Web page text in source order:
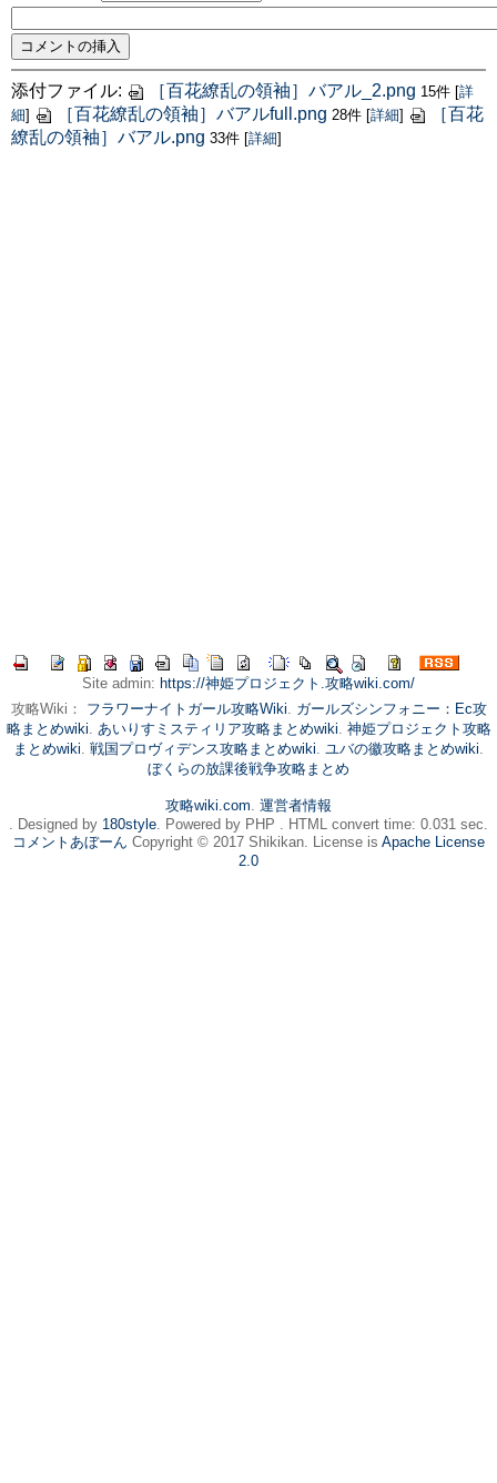
添付ファイル: ［百花繚乱の領袖］バアル_2.png 15件 [詳
細] ［百花繚乱の領袖］バアルfull.png 28件 [詳細]
［百花
繚乱の領袖］バアル.png 33件 [詳細]
Site admin: https://神姫プロジェクト.攻略wiki.com/
攻略Wiki： フラワーナイトガール攻略Wiki. ガールズシンフォニー：Ec攻
略まとめwiki. あいりすミスティリア攻略まとめwiki. 神姫プロジェクト攻略
まとめwiki. 戦国プロヴィデンス攻略まとめwiki. ユバの徽攻略まとめwiki.
ぼくらの放課後戦争攻略まとめ
攻略wiki.com. 運営者情報
. Designed by 180style. Powered by PHP . HTML convert time: 0.031 sec.
コメントあぼーん Copyright © 2017 Shikikan. License is Apache License
2.0